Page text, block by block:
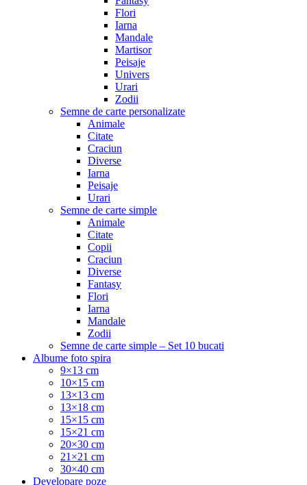
Flori
Iarna
Mandale
Martisor
Peisaje
Univers
Urari
Zodii
Semne de carte personalizate
Animale
Citate
Craciun
Diverse
Iarna
Peisaje
Urari
Semne de carte simple
Animale
Citate
Copii
Craciun
Diverse
Fantasy
Flori
Iarna
Mandale
Zodii
Semne de carte simple – Set 10 bucati
Albume foto spira
9×13 cm
10×15 cm
13×13 cm
13×18 cm
15×15 cm
15×21 cm
20×30 cm
21×21 cm
30×40 cm
Developare poze